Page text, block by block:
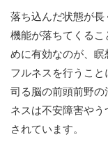
落ち込んだ状態が
機能が落ちてくる
めに有効なのが、
フルネスを行うこ
司る脳の前頭前野
ネスは不安障害や
されています。